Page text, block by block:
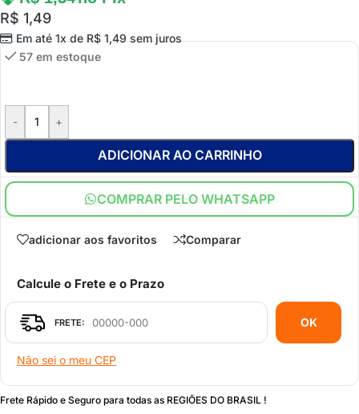
R$ 1,49
Em até 1x deR$1,49sem juros
57 em estoque
- +
ADICIONAR AO CARRINHO
COMPRAR PELO WHATSAPP
adicionar aos favoritos Comparar
Calcule o Frete e o Prazo
OK
Não sei o meu CEP
Frete Rápido e Seguro para todas as REGIÕES DO BRASIL !